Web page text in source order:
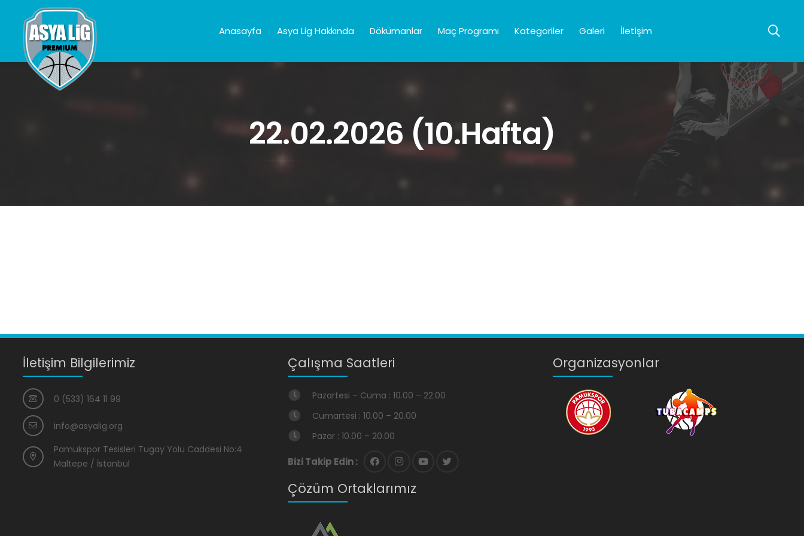
Anasayfa Asya Lig Hakkında Dökümanlar Maç Programı Kategoriler Galeri İletişim
22.02.2026 (10.Hafta)
İletişim Bilgilerimiz
0 (533) 164 11 99
info@asyalig.org
Pamukspor Tesisleri Tugay Yolu Caddesi No:4
Maltepe / İstanbul
Çalışma Saatleri
Pazartesi – Cuma : 10.00 – 22.00
Cumartesi : 10.00 – 20.00
Pazar : 10.00 – 20.00
Bizi Takip Edin :
Çözüm Ortaklarımız
Organizasyonlar